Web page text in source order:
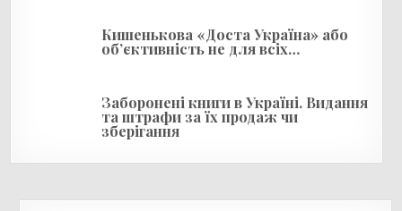
Кишенькова «Доста Україна» або
об’єктивність не для всіх…
Заборонені книги в Україні. Видання
та штрафи за їх продаж чи
зберігання